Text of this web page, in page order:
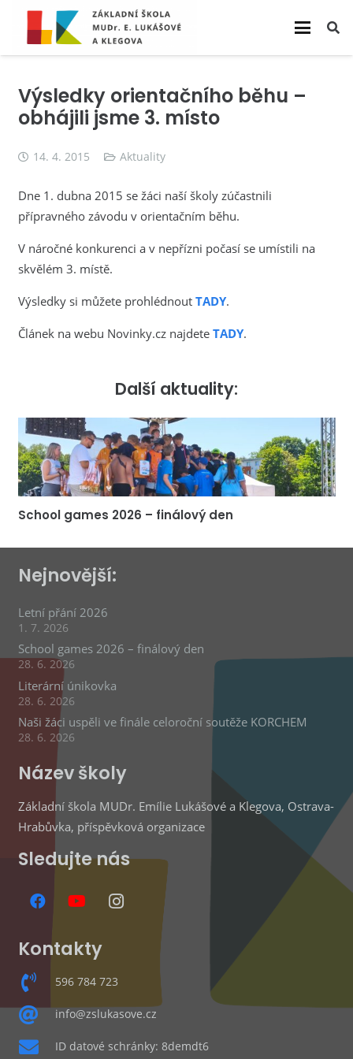
Výsledky orientačního běhu –
obhájili jsme 3. místo
14. 4. 2015 Aktuality
Dne 1. dubna 2015 se žáci naší školy zúčastnili
přípravného závodu v orientačním běhu.
V náročné konkurenci a v nepřízni počasí se umístili na
skvělém 3. místě.
Výsledky si můžete prohlédnout TADY.
Článek na webu Novinky.cz najdete TADY.
Další aktuality:
School games 2026 – finálový den
Nejnovější:
Letní přání 2026
1. 7. 2026
School games 2026 – finálový den
28. 6. 2026
Literární únikovka
28. 6. 2026
Naši žáci uspěli ve finále celoroční soutěže KORCHEM
28. 6. 2026
Název školy
Základní škola MUDr. Emílie Lukášové a Klegova, Ostrava-
Hrabůvka, příspěvková organizace
Sledujte nás
Kontakty
596 784 723
info@zslukasove.cz
ID datové schránky: 8demdt6